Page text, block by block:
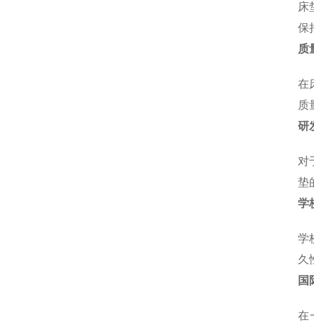
床
保
质
在
质
研
对
垫
学
学
久
国
在